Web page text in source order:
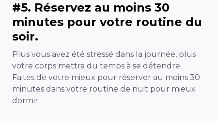
#5. Réservez au moins 30
minutes pour votre routine du
soir.
Plus vous avez été stressé dans la journée, plus
votre corps mettra du temps à se détendre.
Faites de votre mieux pour réserver au moins 30
minutes dans votre routine de nuit pour mieux
dormir.